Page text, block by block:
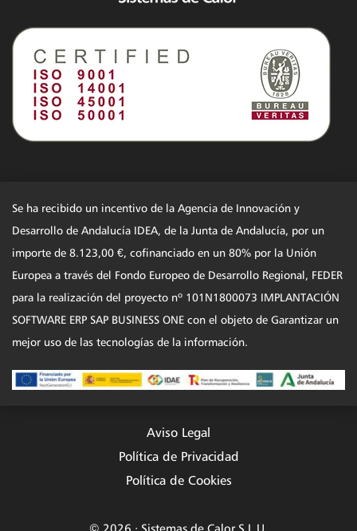
Se ha recibido un incentivo de la Agencia de Innovación y
Desarrollo de Andalucía IDEA, de la Junta de Andalucía, por un
importe de 8.123,00 €, cofinanciado en un 80% por la Unión
Europea a través del Fondo Europeo de Desarrollo Regional, FEDER
para la realización del proyecto nº 101N1800073 IMPLANTACIÓN
SOFTWARE ERP SAP BUSINESS ONE con el objeto de Garantizar un
mejor uso de las tecnologías de la información.
Aviso Legal
Política de Privacidad
Política de Cookies